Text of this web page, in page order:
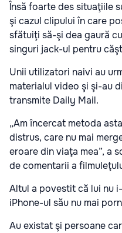
Însă foarte des situaţiile
şi cazul clipului în care
sfătuiţi să-şi dea gaură
singuri jack-ul pentru
Unii utilizatori naivi au
materialul video şi şi-au
transmite Daily Mail.
„Am încercat metoda
distrus, care nu mai
eroare din viaţa mea”, a
de comentarii a
Altul a povestit că lui nu
iPhone-ul său nu mai
Au existat şi persoane